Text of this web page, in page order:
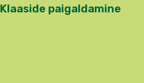
Klaaside paigaldamine